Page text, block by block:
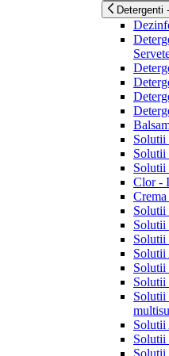
Detergenti
Solutii
Solutii
Solutii
Clor -
Solutii
Solutii
Solutii
Solutii
Solutii
Solutii
Solutii
Solutii
Solutii